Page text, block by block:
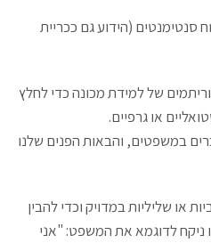
סנטימנטים (הידוע גם ככריית
של למידת מכונה כדי לחלץ
או גרפיים.
במשפטים, והבאות הפנים שלנו
או שליליות במדויק וכדי להבין
ניקח לדוגמא את המשפט: "אני